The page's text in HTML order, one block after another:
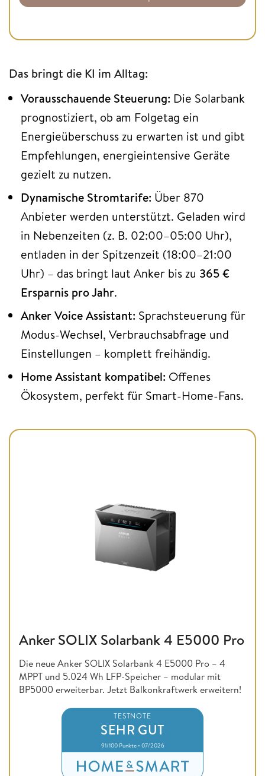
Das bringt die KI im Alltag:
Vorausschauende Steuerung: Die Solarbank
prognostiziert, ob am Folgetag ein
Energieüberschuss zu erwarten ist und gibt
Empfehlungen, energieintensive Geräte
gezielt zu nutzen.
Dynamische Stromtarife: Über 870
Anbieter werden unterstützt. Geladen wird
in Nebenzeiten (z. B. 02:00–05:00 Uhr),
entladen in der Spitzenzeit (18:00–21:00
Uhr) – das bringt laut Anker bis zu 365 €
Ersparnis pro Jahr.
Anker Voice Assistant: Sprachsteuerung für
Modus-Wechsel, Verbrauchsabfrage und
Einstellungen – komplett freihändig.
Home Assistant kompatibel: Offenes
Ökosystem, perfekt für Smart-Home-Fans.
Anker SOLIX Solarbank 4 E5000 Pro
Die neue Anker SOLIX Solarbank 4 E5000 Pro – 4
MPPT und 5.024 Wh LFP-Speicher – modular mit
BP5000 erweiterbar. Jetzt Balkonkraftwerk erweitern!
TESTNOTE
SEHR GUT
91/100 Punkte • 07/2026